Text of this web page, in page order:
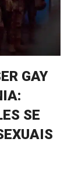
GAY
SE